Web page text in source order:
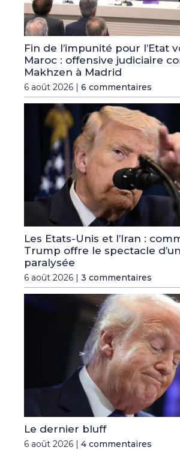
Fin de l’impunité pour l’Etat
Maroc : offensive judiciaire
Makhzen à Madrid
6 août 2026 | 6 commentaires
Les Etats-Unis et l’Iran :
Trump offre le spectacle
paralysée
6 août 2026 | 3 commentaires
Le dernier bluff
6 août 2026 | 4 commentaires